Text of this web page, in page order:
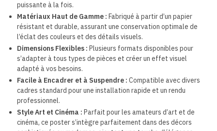
puissante à la fois.
Matériaux Haut de Gamme : Fabriqué à partir d’un papier
résistant et durable, assurant une conservation optimale de
l’éclat des couleurs et des détails visuels.
Dimensions Flexibles : Plusieurs formats disponibles pour
s’adapter à tous types de pièces et créer un effet visuel
adapté à vos besoins.
Facile à Encadrer et à Suspendre : Compatible avec divers
cadres standard pour une installation rapide et un rendu
professionnel.
Style Art et Cinéma : Parfait pour les amateurs d’art et de
cinéma, ce poster s’intègre parfaitement dans des décors